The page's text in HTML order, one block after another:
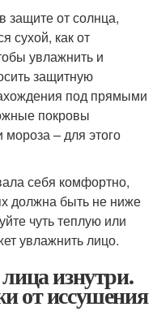
защите от солнца,
сухой, как от
увлажнить и
защитную
под прямыми
покровы
мороза – для этого
себя комфортно,
должна быть не ниже
чуть теплую или
увлажнить лицо.
изнутри.
от иссушения